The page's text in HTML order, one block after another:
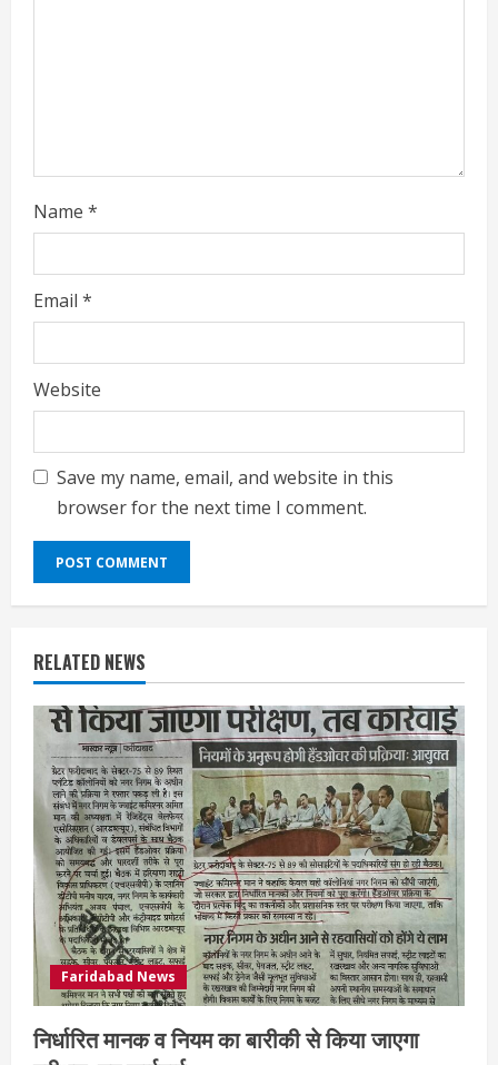
Name *
Email *
Website
Save my name, email, and website in this
browser for the next time I comment.
RELATED NEWS
Faridabad News
निर्धारित मानक व नियम का बारीकी से किया जाएगा